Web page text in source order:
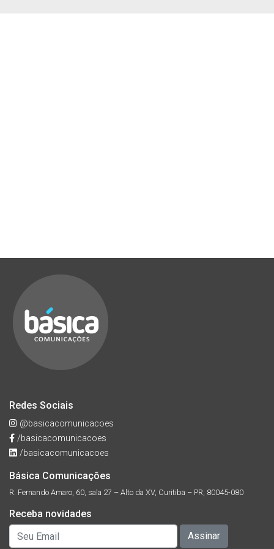
Redes Sociais
@basicacomunicacoes
/basicacomunicacoes
/basicacomunicacoes
Básica Comunicações
R. Fernando Amaro, 60, sala 27 – Alto da XV, Curitiba – PR, 80045-080
Receba novidades